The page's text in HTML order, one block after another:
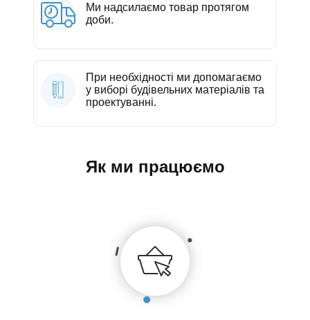
Ми надсилаємо товар протягом
доби.
При необхідності ми допомагаємо
у виборі будівельних матеріалів та
проектуванні.
Як ми працюємо